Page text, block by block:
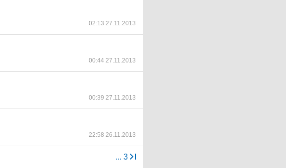
02:13 27.11.2013
00:44 27.11.2013
00:39 27.11.2013
22:58 26.11.2013
... 3